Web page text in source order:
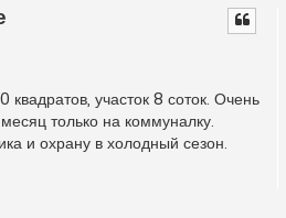
участок 8 соток. Очень
только на коммуналку.
и охрану в холодный сезон.